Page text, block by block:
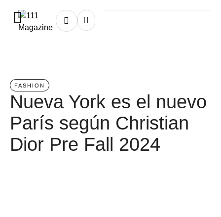
Home / fashion
FASHION
Nueva York es el nuevo
París según Christian
Dior Pre Fall 2024